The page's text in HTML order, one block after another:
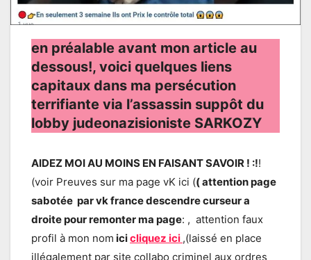
en préalable avant mon article au
dessous!, voici quelques liens
capitaux dans ma persécution
terrifiante via l’assassin suppôt du
lobby judeonazisioniste SARKOZY
AIDEZ MOI AU MOINS EN FAISANT SAVOIR ! :!!
(voir Preuves sur ma page vK ici (( attention page
sabotée par vk france descendre curseur a
droite pour remonter ma page: , attention faux
profil à mon nom icicliquez ici ,(laissé en place
illégalement par site collabo criminel aux ordres